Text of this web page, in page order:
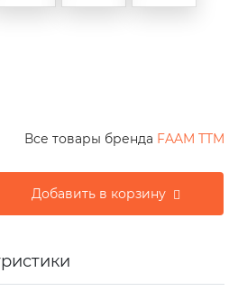
Все товары бренда FAAM TTM
Добавить в корзину